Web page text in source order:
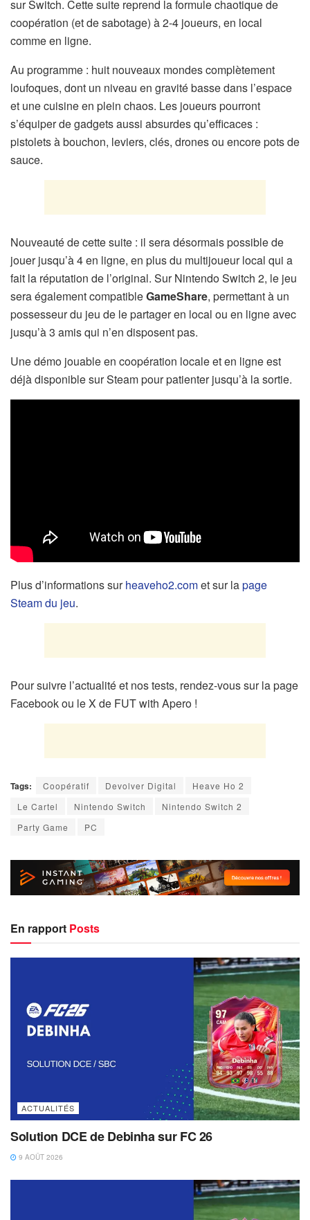
sur Switch. Cette suite reprend la formule chaotique de
coopération (et de sabotage) à 2-4 joueurs, en local
comme en ligne.
Au programme : huit nouveaux mondes complètement
loufoques, dont un niveau en gravité basse dans l’espace
et une cuisine en plein chaos. Les joueurs pourront
s’équiper de gadgets aussi absurdes qu’efficaces :
pistolets à bouchon, leviers, clés, drones ou encore pots de
sauce.
Nouveauté de cette suite : il sera désormais possible de
jouer jusqu’à 4 en ligne, en plus du multijoueur local qui a
fait la réputation de l’original. Sur Nintendo Switch 2, le jeu
sera également compatibleGameShare, permettant à un
possesseur du jeu de le partager en local ou en ligne avec
jusqu’à 3 amis qui n’en disposent pas.
Une démo jouable en coopération locale et en ligne est
déjà disponible sur Steam pour patienter jusqu’à la sortie.
Plus d’informations surheaveho2.comet sur lapage
Steam du jeu.
Pour suivre l’actualité et nos tests, rendez-vous sur la page
Facebook ou le X de FUT with Apero !
Tags: Coopératif Devolver Digital
Heave Ho 2
Le Cartel
Nintendo Switch
Nintendo Switch 2
Party Game
PC
En rapport Posts
ACTUALITÉS
Solution DCE de Debinha sur FC 26
9 AOÛT 2026